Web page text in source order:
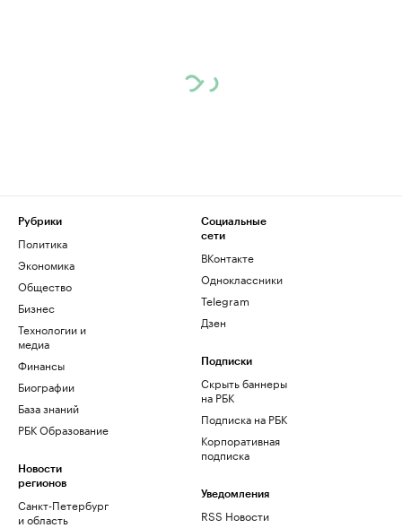
Рубрики
Политика
Экономика
Общество
Бизнес
Технологии и
медиа
Финансы
Биографии
База знаний
РБК Образование
Новости
регионов
Санкт-Петербург
и область
Социальные
сети
ВКонтакте
Одноклассники
Telegram
Дзен
Подписки
Скрыть баннеры
на РБК
Подписка на РБК
Корпоративная
подписка
Уведомления
RSS Новости